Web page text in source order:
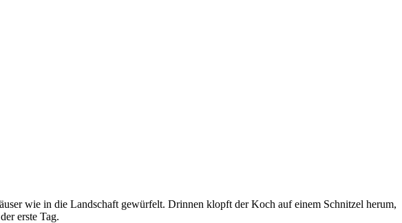
wie in die Landschaft gewürfelt. Drinnen klopft der Koch auf einem Schnitzel herum,
erste Tag.